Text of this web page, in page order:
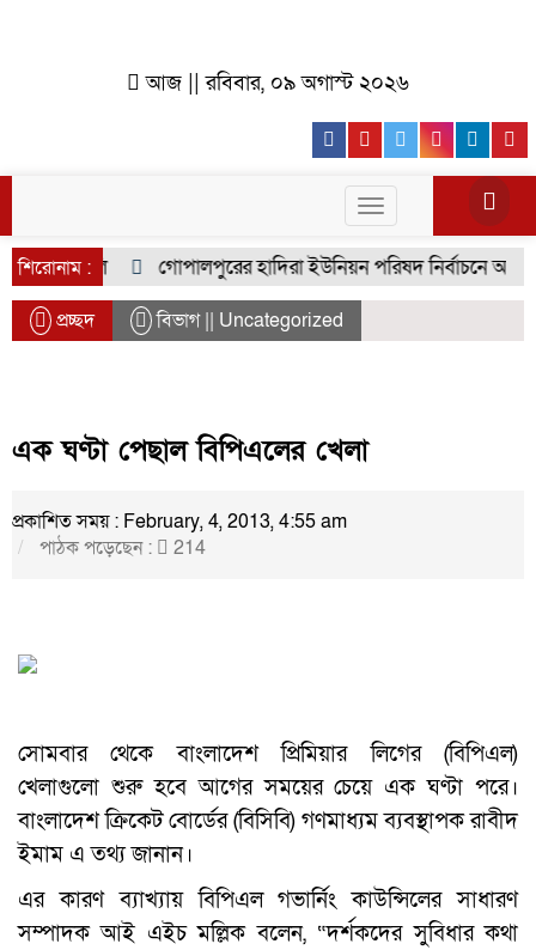
আজ || রবিবার, ০৯ অগাস্ট ২০২৬
Facebook
YoutubeTwitter
Toggle
navigation
শিরোনাম :
র‍্যালি গোপালপুরের হাদিরা ইউনিয়ন পরিষদ নির্বাচনে
প্রচ্ছদ বিভাগ || Uncategorized
এক ঘণ্টা পেছাল বিপিএলের খেলা
প্রকাশিত সময় : February, 4, 2013, 4:55 am
পাঠক পড়েছেন :
214
সোমবার থেকে বাংলাদেশ প্রিমিয়ার লিগের (বিপিএল)
খেলাগুলো শুরু হবে আগের সময়ের চেয়ে এক ঘণ্টা পরে।
বাংলাদেশ ক্রিকেট বোর্ডের (বিসিবি) গণমাধ্যম ব্যবস্থাপক রাবীদ
ইমাম এ তথ্য জানান।
এর কারণ ব্যাখ্যায় বিপিএল গভার্নিং কাউন্সিলের সাধারণ
সম্পাদক আই এইচ মল্লিক বলেন, “দর্শকদের ‍সুবিধার কথা